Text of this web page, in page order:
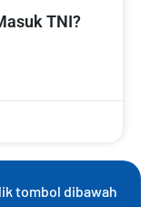
TNI?
tombol dibawah